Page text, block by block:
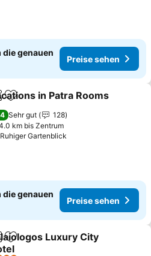
die genauen
Preise sehen
Zu Favoriten hinzufügen
in Patra Rooms
Sehr gut
128
km bis Zentrum
Ruhiger Gartenblick
die genauen
Preise sehen
Zu Favoriten hinzufügen
Luxury City